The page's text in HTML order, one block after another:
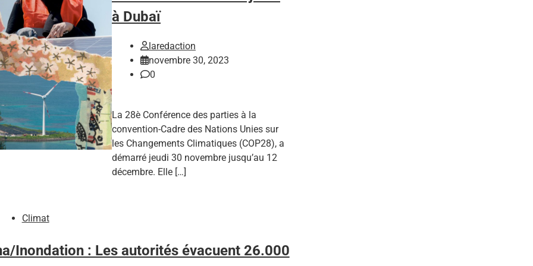
à Dubaï
laredaction
novembre 30, 2023
0
La 28è Conférence des parties à la
convention-Cadre des Nations Unies sur
les Changements Climatiques (COP28), a
démarré jeudi 30 novembre jusqu’au 12
décembre. Elle […]
Climat
Inondation : Les autorités évacuent 26.000